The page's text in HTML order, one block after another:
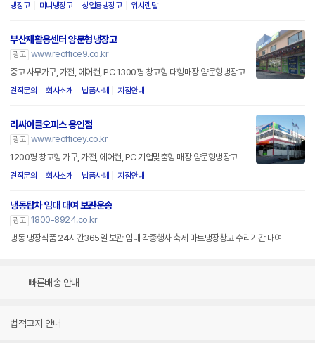
냉장고 미니냉장고 상업용냉장고 위시렌탈
부산재활용센터 양문형냉장고
광고 www.reoffice9.co.kr
중고 사무가구, 가전, 에어컨, PC 1300평 창고형 대형매장 양문형냉장고
견적문의 회사소개 납품사례 지점안내
리싸이클오피스 용인점
광고 www.reofficey.co.kr
1200평 창고형 가구, 가전, 에어컨, PC 기업맞춤형 매장 양문형냉장고
견적문의 회사소개 납품사례 지점안내
냉동탑차 임대 대여 보관운송
광고 1800-8924.co.kr
냉동 냉장식품 24시간365일 보관 임대 각종행사 축제 마트냉장창고 수리기간 대여
빠른배송 안내
법적고지 안내